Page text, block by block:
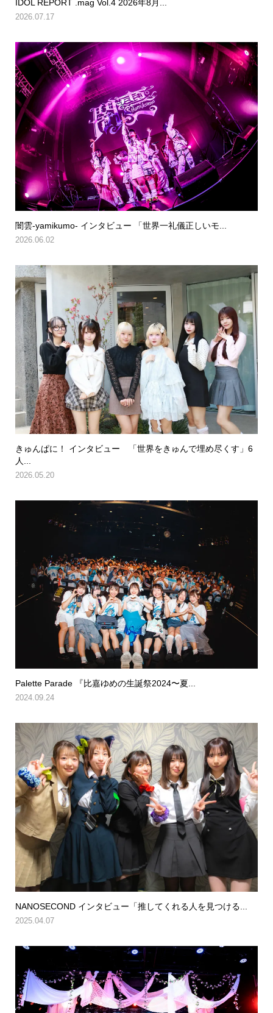
IDOL REPORT .mag Vol.4 2026年8月...
2026.07.17
闇雲-yamikumo- インタビュー 「世界一礼儀正しいモ...
2026.06.02
きゅんぱに！ インタビュー 「世界をきゅんで埋め尽くす」6
人...
2026.05.20
Palette Parade 『比嘉ゆめの生誕祭2024〜夏...
2024.09.24
NANOSECOND インタビュー「推してくれる人を見つける...
2025.04.07